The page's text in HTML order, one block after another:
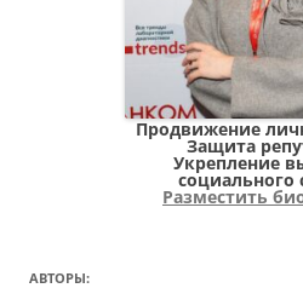
Продвижение
Защита
Укрепление
социального
Разместить
АВТОРЫ: